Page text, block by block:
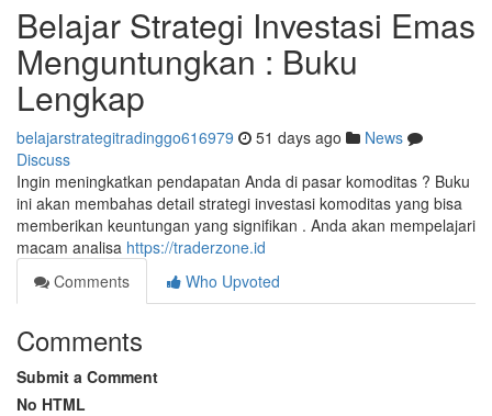
Belajar Strategi Investasi Emas
Menguntungkan : Buku
Lengkap
belajarstrategitradinggo616979 51 days ago
News
Discuss
Ingin meningkatkan pendapatan Anda di pasar komoditas ? Buku
ini akan membahas detail strategi investasi komoditas yang bisa
memberikan keuntungan yang signifikan . Anda akan mempelajari
macam analisa https://traderzone.id
Comments
Who Upvoted
Comments
Submit a Comment
No HTML